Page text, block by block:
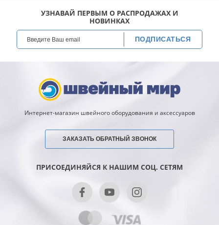
УЗНАВАЙ ПЕРВЫМ О РАСПРОДАЖАХ И
НОВИНКАХ
ПОДПИСАТЬСЯ
Интернет-магазин швейного оборудования и аксессуаров
ЗАКАЗАТЬ ОБРАТНЫЙ ЗВОНОК
ПРИСОЕДИНЯЙСЯ К НАШИМ СОЦ. СЕТЯМ